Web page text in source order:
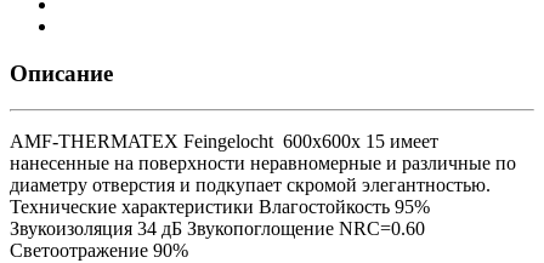
Описание
AMF-THERMATEX Feingelocht 600x600x 15 имеет
нанесенные на поверхности неравномерные и различные по
диаметру отверстия и подкупает скромой элегантностью.
Технические характеристики Влагостойкость 95%
Звукоизоляция 34 дБ Звукопоглощение NRC=0.60
Светоотражение 90%